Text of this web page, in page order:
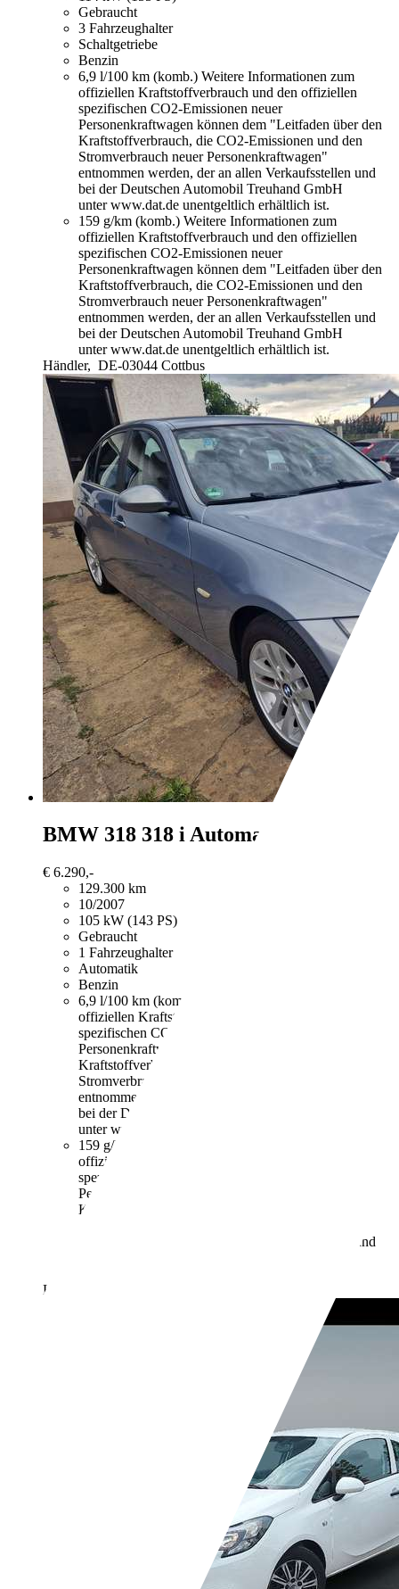
Gebraucht
3 Fahrzeughalter
Schaltgetriebe
Benzin
6,9 l/100 km (komb.) Weitere Informationen zum
offiziellen Kraftstoffverbrauch und den offiziellen
spezifischen CO2-Emissionen neuer
Personenkraftwagen können dem "Leitfaden über den
Kraftstoffverbrauch, die CO2-Emissionen und den
Stromverbrauch neuer Personenkraftwagen"
entnommen werden, der an allen Verkaufsstellen und
bei der Deutschen Automobil Treuhand GmbH
unter www.dat.de unentgeltlich erhältlich ist.
159 g/km (komb.) Weitere Informationen zum
offiziellen Kraftstoffverbrauch und den offiziellen
spezifischen CO2-Emissionen neuer
Personenkraftwagen können dem "Leitfaden über den
Kraftstoffverbrauch, die CO2-Emissionen und den
Stromverbrauch neuer Personenkraftwagen"
entnommen werden, der an allen Verkaufsstellen und
bei der Deutschen Automobil Treuhand GmbH
unter www.dat.de unentgeltlich erhältlich ist.
Händler, DE-03044 Cottbus
BMW 318 318 i Automatik TÜV Neu
€ 6.290,-
129.300 km
10/2007
105 kW (143 PS)
Gebraucht
1 Fahrzeughalter
Automatik
Benzin
6,9 l/100 km (komb.)
offiziellen Kraftstoffverbrauch und den offiziellen
spezifischen CO2-Emissionen neuer
Personenkraftwagen können dem "Leitfaden über den
Kraftstoffverbrauch, die CO2-Emissionen und den
Stromverbrauch neuer Personenkraftwagen"
entnommen werden, der an allen Verkaufsstellen und
bei der Deutschen Automobil Treuhand GmbH
unter www.dat.de unentgeltlich erhältlich ist.
159 g/km (komb.)
offiziellen Kraftstoffverbrauch und den offiziellen
spezifischen CO2-Emissionen neuer
Personenkraftwagen können dem "Leitfaden über den
Kraftstoffverbrauch, die CO2-Emissionen und den
entnommen werden, der an allen Verkaufsstellen und
Händler,